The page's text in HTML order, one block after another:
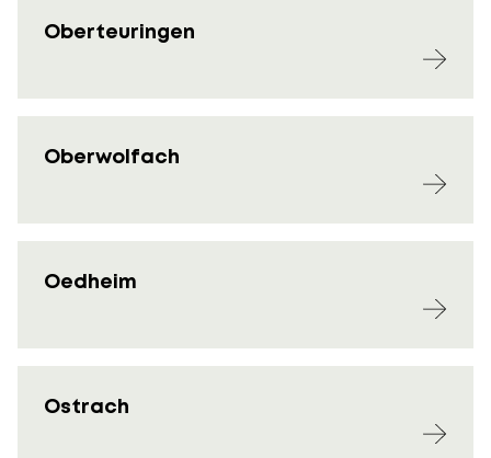
Oberteuringen
Oberwolfach
Oedheim
Ostrach